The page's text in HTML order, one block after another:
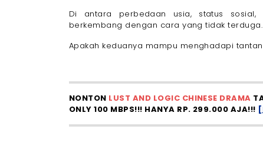
Di antara perbedaan usia, status
berkembang dengan cara yang tidak terduga.
Apakah keduanya mampu menghadapi
NONTON LUST AND LOGIC CHINESE DRAMA
ONLY 100 MBPS!!! HANYA RP. 299.000 AJA!!!